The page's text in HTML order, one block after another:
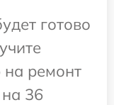
готово
ремонт
36